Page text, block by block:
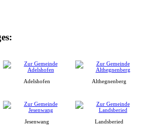
Adelshofen Althegnenberg
Jesenwang Landsberied